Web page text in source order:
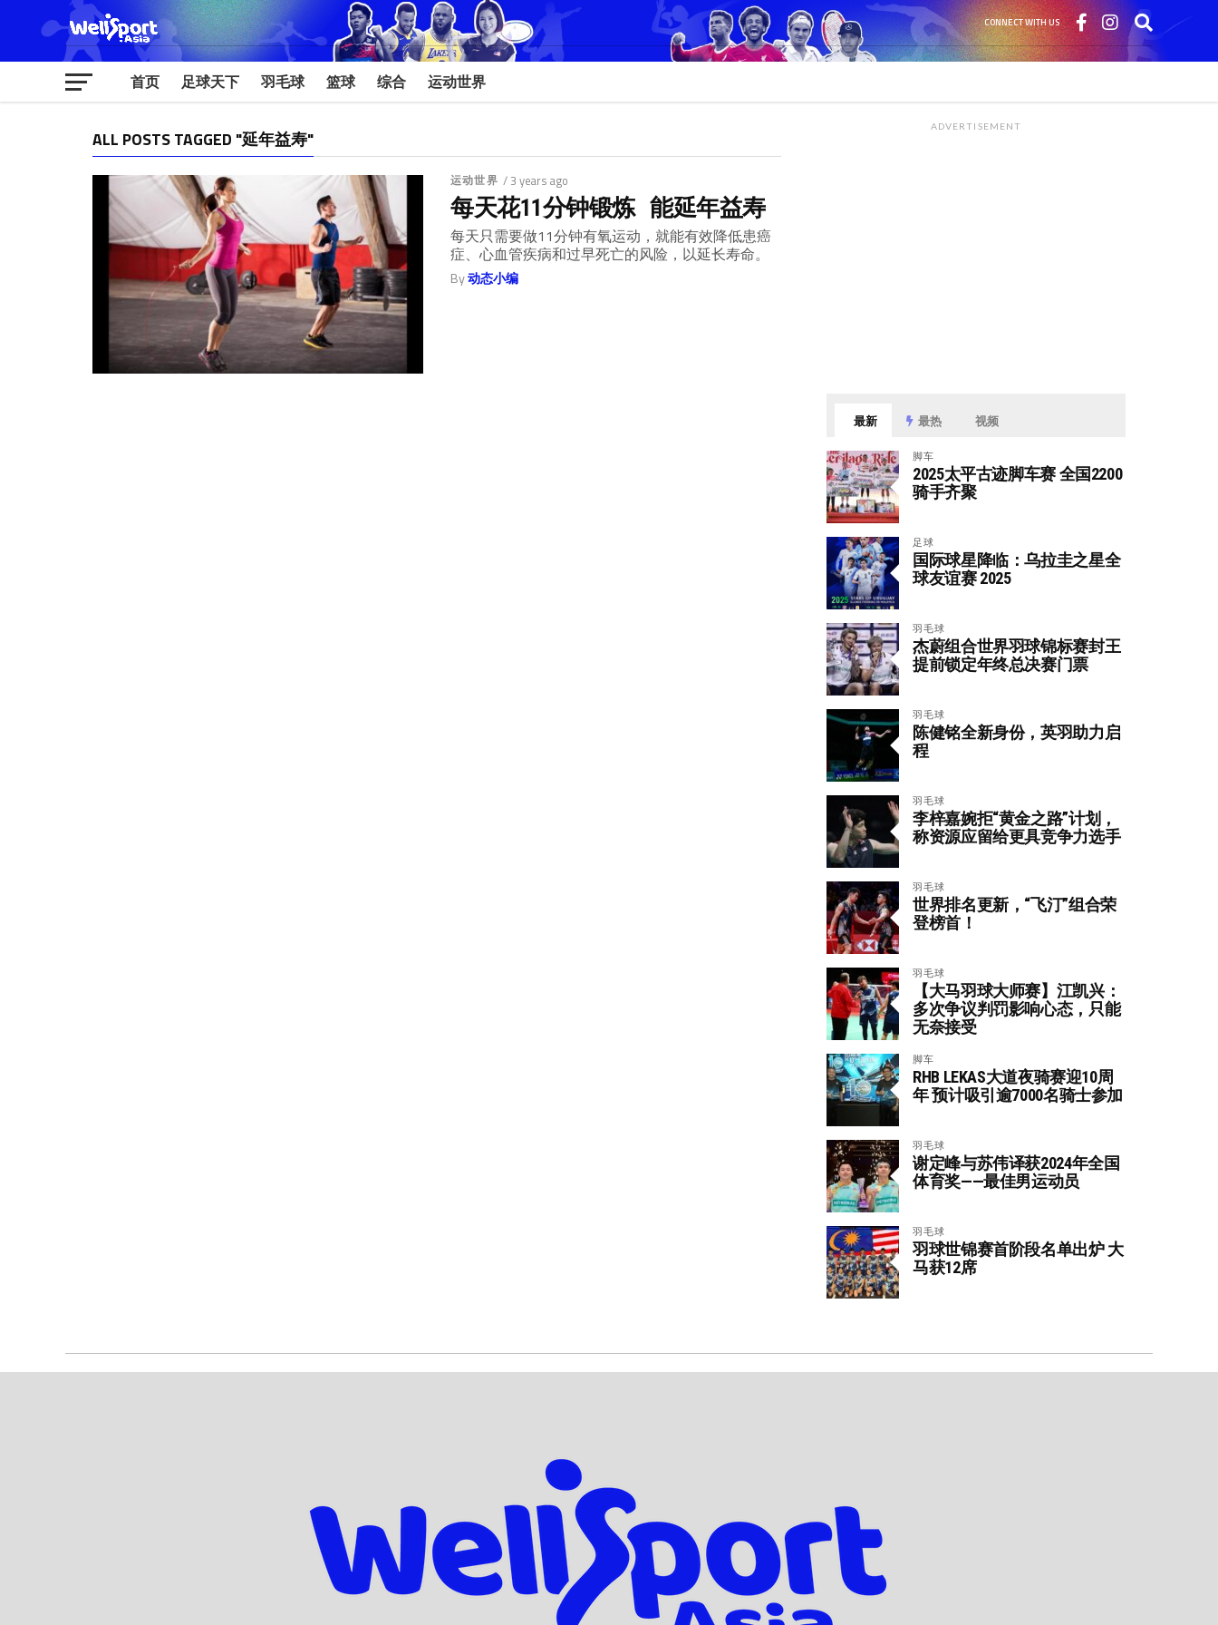
CONNECT WITH US
首页 足球天下 羽毛球 篮球 综合 运动世界
ALL POSTS TAGGED "延年益寿"
运动世界 / 3 years ago
每天花11分钟锻炼 能延年益寿
每天只需要做11分钟有氧运动，就能有效降低患癌
症、心血管疾病和过早死亡的风险，以延长寿命。
By动态小编
ADVERTISEMENT
最新 最热 视频
脚车
2025太平古迹脚车赛 全国2200
骑手齐聚
足球
国际球星降临：乌拉圭之星全
球友谊赛 2025
羽毛球
杰蔚组合世界羽球锦标赛封王
提前锁定年终总决赛门票
羽毛球
陈健铭全新身份，英羽助力启
程
羽毛球
李梓嘉婉拒“黄金之路”计划，
称资源应留给更具竞争力选手
羽毛球
世界排名更新，“飞汀”组合荣
登榜首！
羽毛球
【大马羽球大师赛】江凯兴：
多次争议判罚影响心态，只能
无奈接受
脚车
RHB LEKAS大道夜骑赛迎10周
年 预计吸引逾7000名骑士参加
羽毛球
谢定峰与苏伟译获2024年全国
体育奖——最佳男运动员
羽毛球
羽球世锦赛首阶段名单出炉 大
马获12席